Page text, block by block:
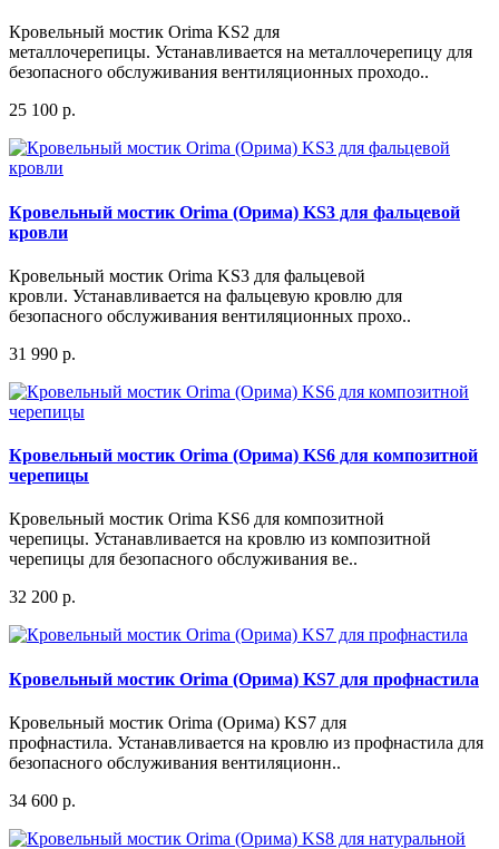
Кровельный мостик Orima KS2 для
металлочерепицы. Устанавливается на металлочерепицу для
безопасного обслуживания вентиляционных проходо..
25 100 р.
Кровельный мостик Orima (Орима) KS3 для фальцевой
кровли
Кровельный мостик Orima KS3 для фальцевой
кровли. Устанавливается на фальцевую кровлю для
безопасного обслуживания вентиляционных прохо..
31 990 р.
Кровельный мостик Orima (Орима) KS6 для композитной
черепицы
Кровельный мостик Orima KS6 для композитной
черепицы. Устанавливается на кровлю из композитной
черепицы для безопасного обслуживания ве..
32 200 р.
Кровельный мостик Orima (Орима) KS7 для профнастила
Кровельный мостик Orima (Орима) KS7 для
профнастила. Устанавливается на кровлю из профнастила для
безопасного обслуживания вентиляционн..
34 600 р.